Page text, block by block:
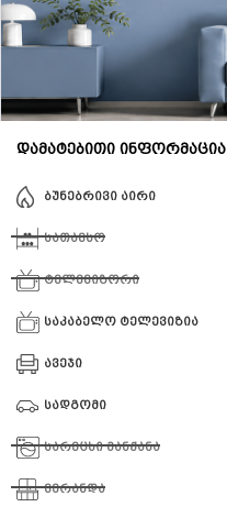
დამატებითი ინფორმაცია
ბუნებრივი აირი
სათავსო
ტელევიზორი
საკაბელო ტელევიზია
ავეჯი
სადგომი
სარეცხი მანქანა
ვერანდა